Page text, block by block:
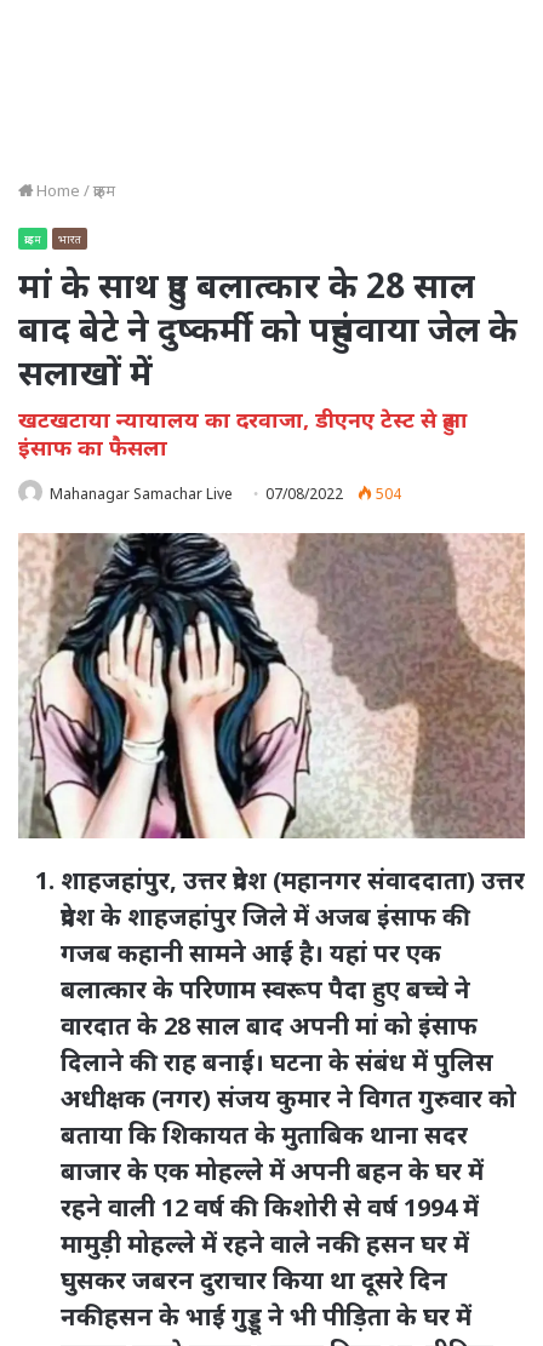
Home /क्राइम
क्राइम भारत
मां के साथ हुए बलात्कार के 28 साल
बाद बेटे ने दुष्कर्मी को पहुंचवाया जेल के
सलाखों में
खटखटाया न्यायालय का दरवाजा, डीएनए टेस्ट से हुआ
इंसाफ का फैसला
Mahanagar Samachar Live 07/08/2022 504
शाहजहांपुर, उत्तर प्रदेश (महानगर संवाददाता) उत्तर
प्रदेश के शाहजहांपुर जिले में अजब इंसाफ की
गजब कहानी सामने आई है। यहां पर एक
बलात्कार के परिणाम स्वरूप पैदा हुए बच्चे ने
वारदात के 28 साल बाद अपनी मां को इंसाफ
दिलाने की राह बनाई। घटना के संबंध में पुलिस
अधीक्षक (नगर) संजय कुमार ने विगत गुरुवार को
बताया कि शिकायत के मुताबिक थाना सदर
बाजार के एक मोहल्ले में अपनी बहन के घर में
रहने वाली 12 वर्ष की किशोरी से वर्ष 1994 में
मामुड़ी मोहल्ले में रहने वाले नकी हसन घर में
घुसकर जबरन दुराचार किया था दूसरे दिन
नकीहसन के भाई गुड्डू ने भी पीड़िता के घर में